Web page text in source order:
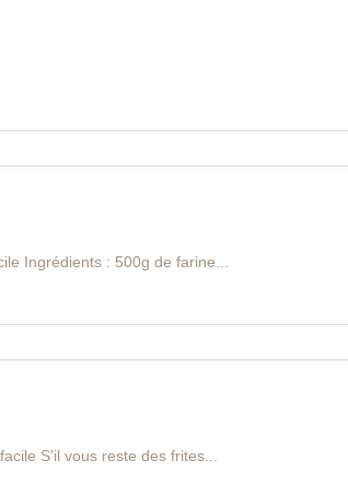
Ingrédients : 500g de farine...
S'il vous reste des frites...